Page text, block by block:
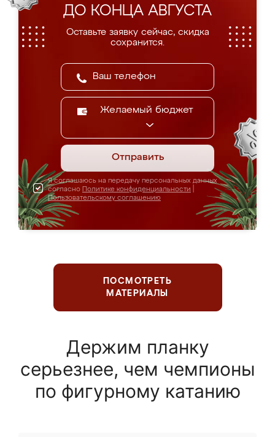
ДО КОНЦА АВГУСТА
Оставьте заявку сейчас, скидка
сохранится.
Желаемый бюджет
Отправить
Я соглашаюсь на передачу персональных данных
согласно Политике конфиденциальности
Пользовательскому соглашению
ПОСМОТРЕТЬ
МАТЕРИАЛЫ
Держим планку
серьезнее, чем чемпионы
по фигурному катанию